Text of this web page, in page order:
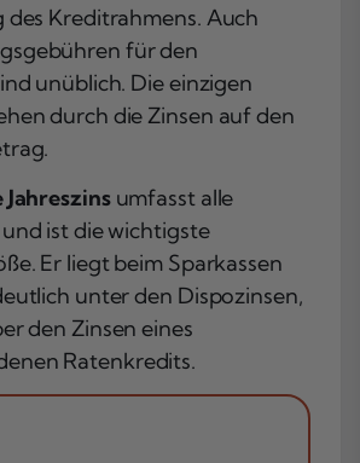
Kreditrahmens. Auch
für den
unüblich. Die einzigen
durch die Zinsen auf den
umfasst alle
ist die wichtigste
Er liegt beim Sparkassen
unter den Dispozinsen,
den Zinsen eines
Ratenkredits.